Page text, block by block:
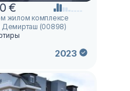
€
жилом комплексе
Демирташ (00898)
2023